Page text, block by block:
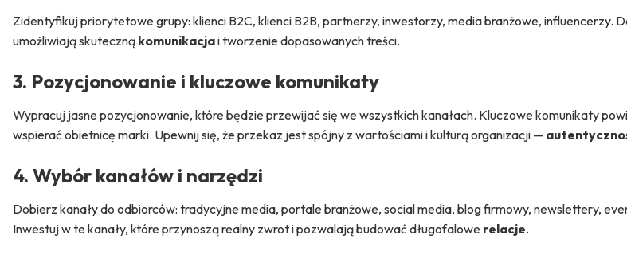
Zidentyfikuj priorytetowe grupy: klienci B2C, klienci B2B, partnerzy, inwestorzy, media branżowe, influencerzy.
umożliwiają skuteczną komunikacjai tworzenie dopasowanych treści.
3. Pozycjonowanie i kluczowe komunikaty
Wypracuj jasne pozycjonowanie, które będzie przewijać się we wszystkich kanałach. Kluczowe komunikaty
wspierać obietnicę marki. Upewnij się, że przekaz jest spójny z wartościami i kulturą organizacji —
4. Wybór kanałów i narzędzi
Dobierz kanały do odbiorców: tradycyjne media, portale branżowe, social media, blog firmowy, newslettery,
Inwestuj w te kanały, które przynoszą realny zwrot i pozwalają budować długofalowe relacje.